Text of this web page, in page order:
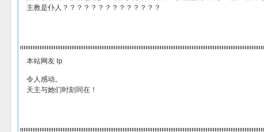
主教是仆人？？？？？？？？？？？？？？
本站网友 lp
令人感动。
天主与她们时刻同在！